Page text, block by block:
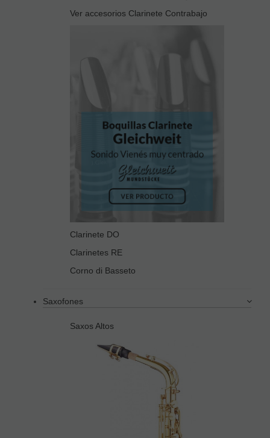
Ver accesorios Clarinete Contrabajo
Clarinete DO
Clarinetes RE
Corno di Basseto
Saxofones
Saxos Altos